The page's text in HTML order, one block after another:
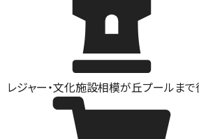
レジャー・文化施設相模が丘プールまで